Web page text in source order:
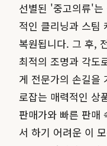
선별된 '중고의류'
적인 클리닝과 스팀
복원됩니다. 그 후,
최적의 조명과 각도
게 전문가의 손길을
로잡는 매력적인 상
판매가와 빠른 판매
서 하기 어려운 이